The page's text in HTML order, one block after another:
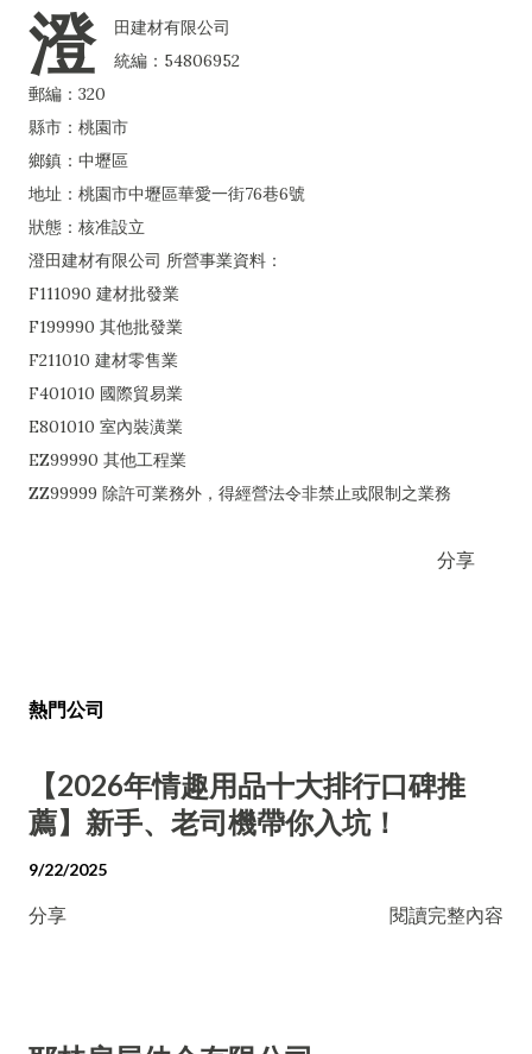
澄
田建材有限公司
統編：54806952
郵編：320
縣市：桃園市
鄉鎮：中壢區
地址：桃園市中壢區華愛一街76巷6號
狀態：核准設立
澄田建材有限公司 所營事業資料：
F111090 建材批發業
F199990 其他批發業
F211010 建材零售業
F401010 國際貿易業
E801010 室內裝潢業
EZ99990 其他工程業
ZZ99999 除許可業務外，得經營法令非禁止或限制之業務
分享
熱門公司
【2026年情趣用品十大排行口碑推
薦】新手、老司機帶你入坑！
9/22/2025
分享 閱讀完整內容